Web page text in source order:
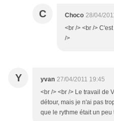
C Choco 28/04/
<br /> <br />
/>
Y yvan 27/04/2011 19:45
<br /> <br /> Le travail de
détour, mais je n'ai pas
que le rythme était un peu